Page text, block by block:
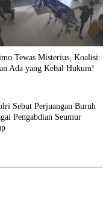
Tewas Misterius, Koalisi:
Ada yang Kebal Hukum!
Sebut Perjuangan Buruh
Pengabdian Seumur